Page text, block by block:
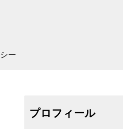
ー
プロフィール